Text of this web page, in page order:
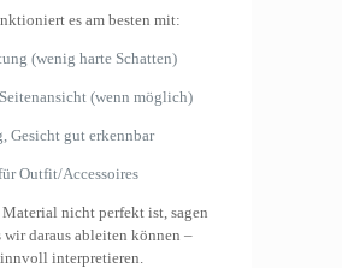
es am besten mit:
(wenig harte Schatten)
(wenn möglich)
Gesicht gut erkennbar
Outfit/Accessoires
nicht perfekt ist, sagen
wir daraus ableiten können –
interpretieren.